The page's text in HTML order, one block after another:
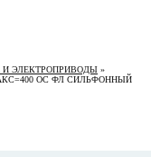
И ЭЛЕКТРОПРИВОДЫ »
ОС ФЛ СИЛЬФОННЫЙ